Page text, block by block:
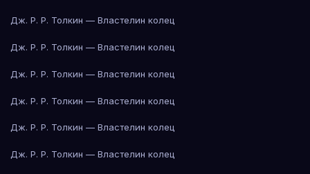
Дж. Р. Р. Толкин — Властелин колец
Дж. Р. Р. Толкин — Властелин колец
Дж. Р. Р. Толкин — Властелин колец
Дж. Р. Р. Толкин — Властелин колец
Дж. Р. Р. Толкин — Властелин колец
Дж. Р. Р. Толкин — Властелин колец